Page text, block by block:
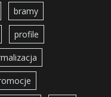
bramy
profile